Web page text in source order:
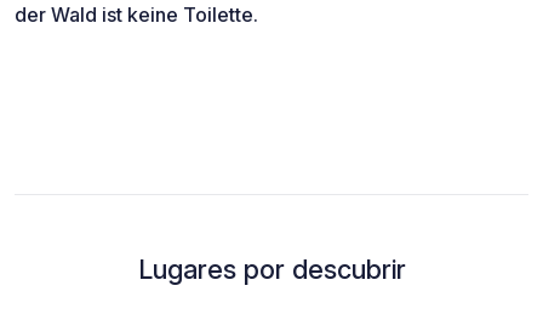
der Wald ist keine Toilette.
Lugares por descubrir